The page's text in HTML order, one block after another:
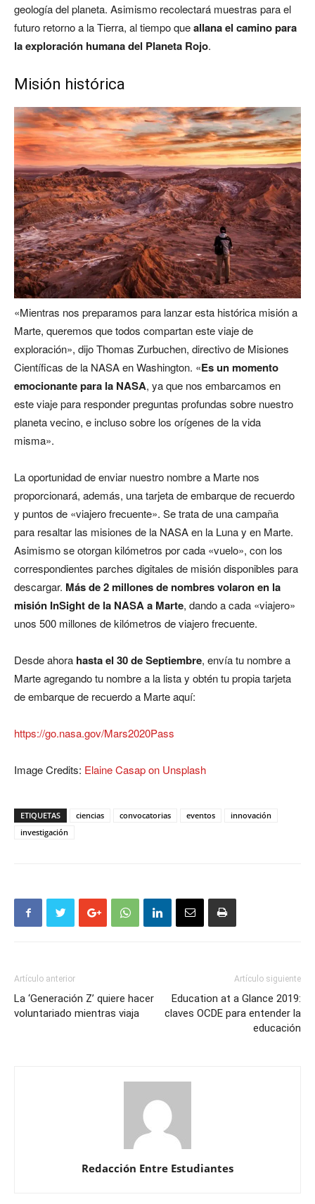
geología del planeta. Asimismo recolectará muestras para el
futuro retorno a la Tierra, al tiempo queallana el camino para
la exploración humana del Planeta Rojo.
Misión histórica
«Mientras nos preparamos para lanzar esta histórica misión a
Marte, queremos que todos compartan este viaje de
exploración», dijo Thomas Zurbuchen, directivo de Misiones
Científicas de la NASA en Washington. «Es un momento
emocionante para la NASA, ya que nos embarcamos en
este viaje para responder preguntas profundas sobre nuestro
planeta vecino, e incluso sobre los orígenes de la vida
misma».
La oportunidad de enviar nuestro nombre a Marte nos
proporcionará, además, una tarjeta de embarque de recuerdo
y puntos de «viajero frecuente». Se trata de una campaña
para resaltar las misiones de la NASA en la Luna y en Marte.
Asimismo se otorgan kilómetros por cada «vuelo», con los
correspondientes parches digitales de misión disponibles para
descargar. Más de 2 millones de nombres volaron en la
misión InSight de la NASA a Marte, dando a cada «viajero»
unos 500 millones de kilómetros de viajero frecuente.
Desde ahora hasta el 30 de Septiembre, envía tu nombre a
Marte agregando tu nombre a la lista y obtén tu propia tarjeta
de embarque de recuerdo a Marte aquí:
https://go.nasa.gov/Mars2020Pass
Image Credits: Elaine Casap on Unsplash
ETIQUETAS ciencias convocatorias eventos
innovación
investigación
Artículo anterior
La ‘Generación Z’ quiere hacer
voluntariado mientras viaja
Artículo siguiente
Education at a Glance 2019:
claves OCDE para entender la
educación
Redacción Entre Estudiantes